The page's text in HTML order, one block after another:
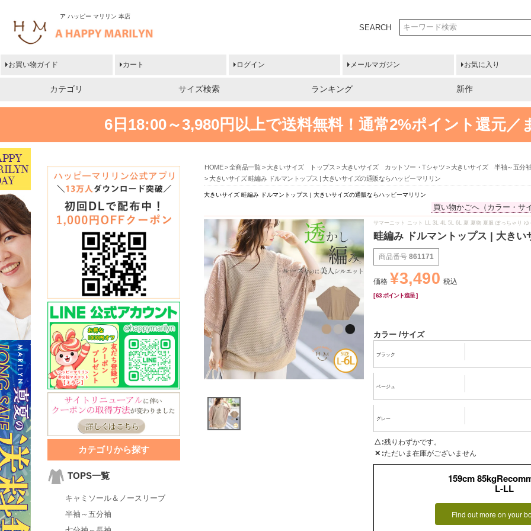
ア ハッピー マリリン 本店
SEARCH
お買い物ガイド カート ログイン メールマガジン お気に入り
カテゴリ サイズ検索 ランキング 新作
6日18:00～3,980円以上で送料無料！ 通常2%ポイント還元／
カテゴリから探す
TOPS一覧
キャミソール＆ノースリーブ
半袖～五分袖
HOME 全商品一覧 大きいサイズ トップス 大きいサイズ カットソー・Tシャツ
大きいサイズ 半袖～五分袖
大きいサイズ 畦編み ドルマントップス | 大きいサイズの通販ならハッピーマリリン
大きいサイズ 畦編み ドルマントップス | 大きいサイズの通販ならハッピーマリリン
買い物かごへ（カラー・サ
サマーニット ニット LL 3L 4L 5L 6L 夏 夏物 夏服 ぽっちゃり
畦編み ドルマントップス | 大き
商品番号 861171
価格 ¥3,490 税込
[63 ポイント進呈 ]
カラー サイズ
ブラック
ベージュ
グレー
△ 残りわずかです。
✕ ただいま在庫がございません
159cm
L-LL
Find out more on your